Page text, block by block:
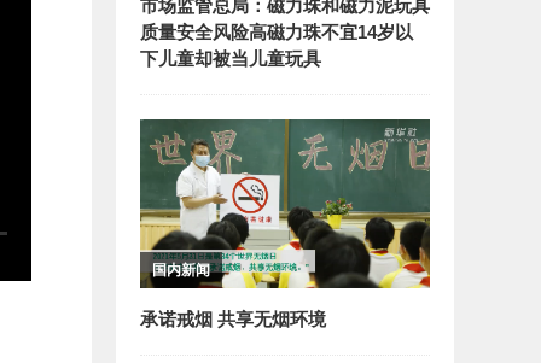
市场监管总局：磁力珠和磁力泥玩具
质量安全风险高磁力珠不宜14岁以
下儿童却被当儿童玩具
国内新闻
承诺戒烟 共享无烟环境